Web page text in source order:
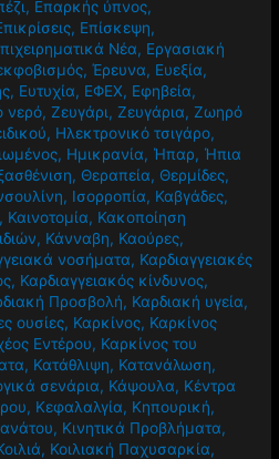
, Επαρκής ύπνος,
, Επίσκεψη,
Νέα, Εργασιακή
,Έρευνα, Ευεξία,
, Ευτυχία, ΕΦΕΧ, Εφηβεία,
νερό,Ζευγάρι,Ζευγάρια,Ζωηρό
, Ηλεκτρονικό τσιγάρο,
, Ημικρανία, Ήπαρ, Ήπια
, Θεραπεία, Θερμίδες,
, Ισορροπία, Καβγάδες,
, Καινοτομία, Κακοποίηση
, Κάνναβη, Καούρες,
νοσήματα, Καρδιαγγειακές
, Καρδιαγγειακός κίνδυνος,
Προσβολή, Καρδιακή υγεία,
ουσίες, Καρκίνος, Καρκίνος
Εντέρου, Καρκίνος του
, Κατάθλιψη, Κατανάλωση,
σενάρια, Κάψουλα, Κέντρα
, Κεφαλαλγία, Κηπουρική,
, Κινητικά Προβλήματα,
, Κοιλιακή Παχυσαρκία,